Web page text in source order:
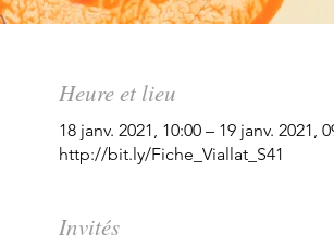
Heure et lieu
18 janv. 2021, 10:00 – 19 janv. 2021,
http://bit.ly/Fiche_Viallat_S41
Invités